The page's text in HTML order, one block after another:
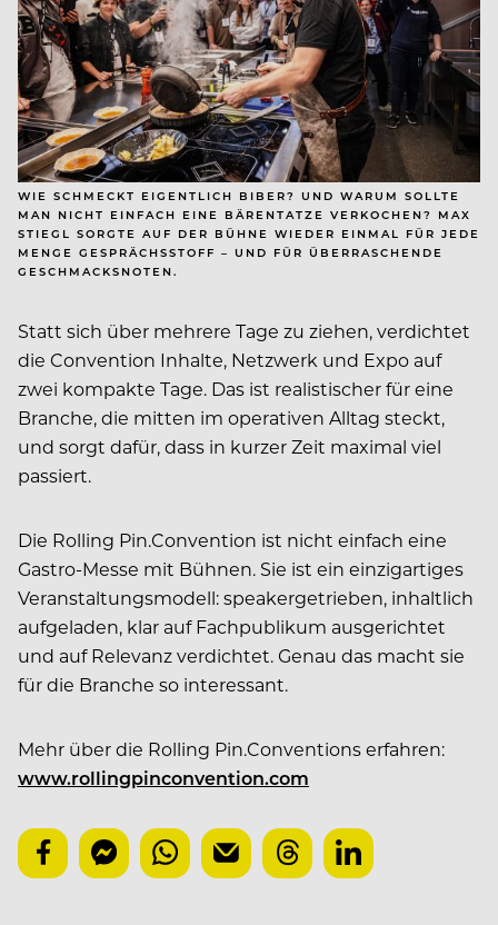
WIE SCHMECKT EIGENTLICH BIBER? UND WARUM SOLLTE
MAN NICHT EINFACH EINE BÄRENTATZE VERKOCHEN? MAX
STIEGL SORGTE AUF DER BÜHNE WIEDER EINMAL FÜR JEDE
MENGE GESPRÄCHSSTOFF – UND FÜR ÜBERRASCHENDE
GESCHMACKSNOTEN.
Statt sich über mehrere Tage zu ziehen, verdichtet
die Convention Inhalte, Netzwerk und Expo auf
zwei kompakte Tage. Das ist realistischer für eine
Branche, die mitten im operativen Alltag steckt,
und sorgt dafür, dass in kurzer Zeit maximal viel
passiert.
Die Rolling Pin.Convention ist nicht einfach eine
Gastro-Messe mit Bühnen. Sie ist ein einzigartiges
Veranstaltungsmodell: speakergetrieben, inhaltlich
aufgeladen, klar auf Fachpublikum ausgerichtet
und auf Relevanz verdichtet. Genau das macht sie
für die Branche so interessant.
Mehr über die Rolling Pin.Conventions erfahren:
www.rollingpinconvention.com